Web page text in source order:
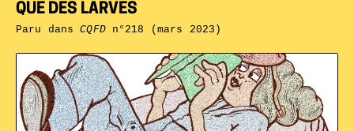
QUE DES LARVES
Paru dansCQFDn°218 (mars 2023)